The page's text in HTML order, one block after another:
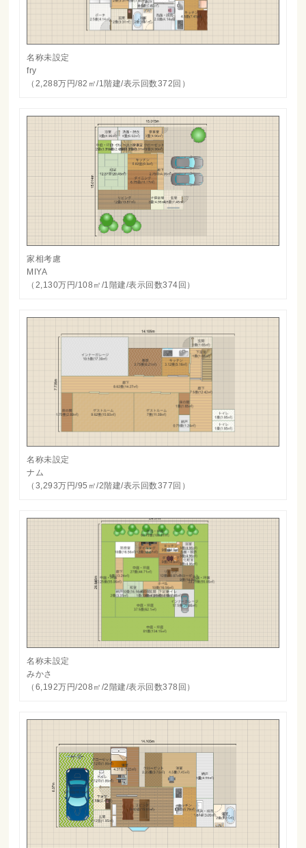
名称未設定
fry
（2,288万円/82㎡/1階建/表示回数372回）
家相考慮
MIYA
（2,130万円/108㎡/1階建/表示回数374回）
名称未設定
ナム
（3,293万円/95㎡/2階建/表示回数377回）
名称未設定
みかさ
（6,192万円/208㎡/2階建/表示回数378回）